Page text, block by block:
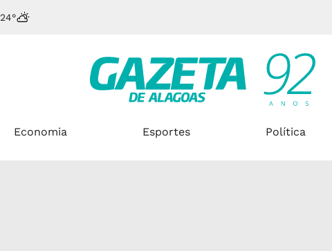
24°
Economia Esportes Política